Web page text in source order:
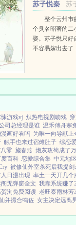
苏
苏子悦秦
慕沉整个云州市
个臭名昭著的二
娶。苏子悦只好
不容易嫁出去了
三无老公摇身一
游戏vj 炽热电视剧吻戏
司总经理是谁 温禾傅舟寒
画好看吗 为唯一向导献上
触手也来过宿傩肚子 综恋
零 施春燕 炮灰攻苟成了
百科 恋爱综合集 中元地
被修仙外室杀死后我提剑
日漫出现 率土一天开几个
无弹窗全文 我靠系统赚了
洵免费阅读 老旺秦雨林芳
并撮合鸣佐 女主决定远离